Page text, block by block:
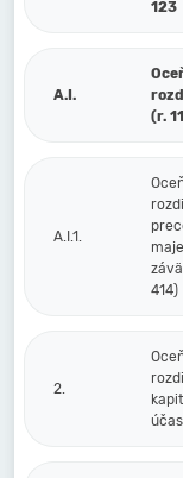
123
A.I.
(r.
A.I.1.
414)
2.